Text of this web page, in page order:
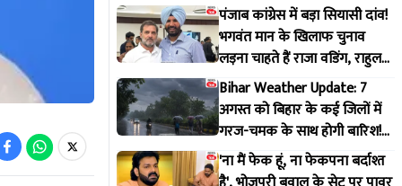
पंजाब कांग्रेस में बड़ा सियासी दांव!
भगवंत मान के खिलाफ चुनाव
लड़ना चाहते हैं राजा वडिंग, राहुल
गांधी से मांगी हरी झंडी
Bihar Weather Update: 7
अगस्त को बिहार के कई जिलों में
गरज-चमक के साथ होगी बारिश!
IMD ने जारी किया अलर्ट
'ना मैं फेक हूं, ना फेकपना बर्दाश्त